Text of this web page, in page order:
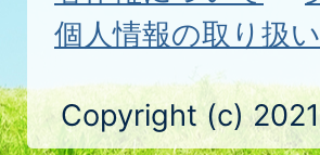
個人情報の取り扱い
Copyright (c)